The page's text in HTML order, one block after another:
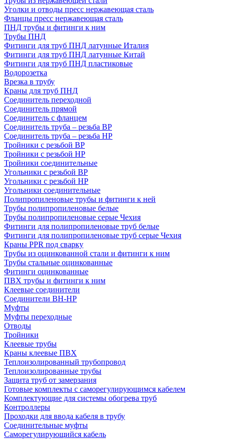
Уголки и отводы пресс нержавеющая сталь
Фланцы пресс нержавеющая сталь
ПНД трубы и фитинги к ним
Трубы ПНД
Фитинги для труб ПНД латунные Италия
Фитинги для труб ПНД латунные Китай
Фитинги для труб ПНД пластиковые
Водорозетка
Врезка в трубу
Краны для труб ПНД
Соединитель переходной
Соединитель прямой
Соединитель с фланцем
Соединитель труба – резьба ВР
Соединитель труба – резьба НР
Тройники с резьбой ВР
Тройники с резьбой НР
Тройники соединительные
Угольники с резьбой ВР
Угольники с резьбой НР
Угольники соединительные
Полипропиленовые трубы и фитинги к ней
Трубы полипропиленовые белые
Трубы полипропиленовые серые Чехия
Фитинги для полипропиленовые труб белые
Фитинги для полипропиленовые труб серые Чехия
Краны PPR под сварку
Трубы из оцинкованной стали и фитинги к ним
Трубы стальные оцинкованные
Фитинги оцинкованные
ПВХ трубы и фитинги к ним
Клеевые соединители
Соединители ВН-НР
Муфты
Муфты переходные
Отводы
Тройники
Клеевые трубы
Краны клеевые ПВХ
Теплоизолированный трубопровод
Теплоизолированные трубы
Защита труб от замерзания
Готовые комплекты с саморегулирующимся кабелем
Комплектующие для системы обогрева труб
Контроллеры
Проходки для ввода кабеля в трубу
Соединительные муфты
Саморегулирующийся кабель